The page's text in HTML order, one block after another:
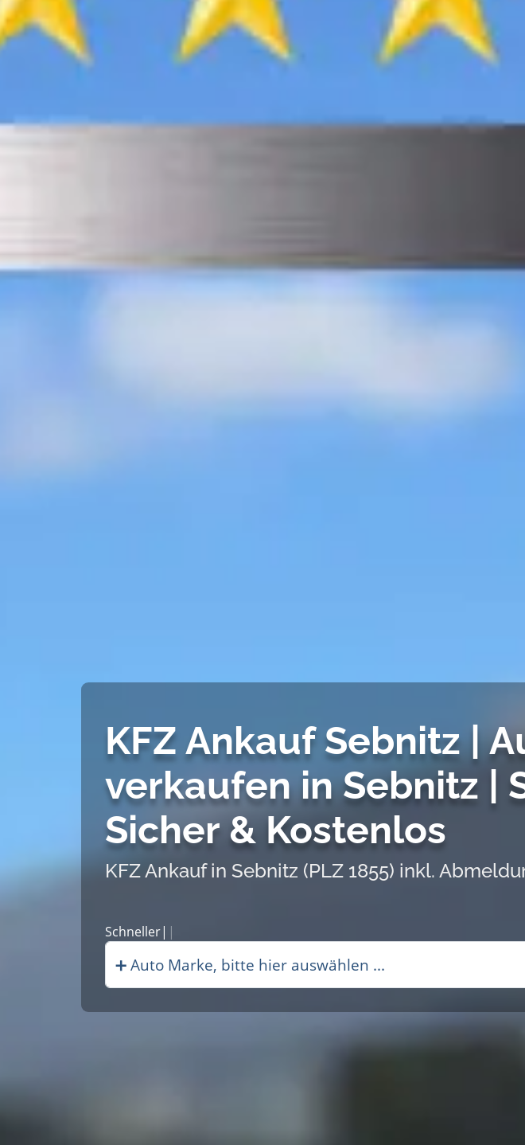
KFZ Ankauf Sebnitz |
verkaufen in Sebnitz |
Sicher & Kostenlos
KFZ Ankauf in Sebnitz (PLZ 1855) inkl.
Schneller Autoankauf in |